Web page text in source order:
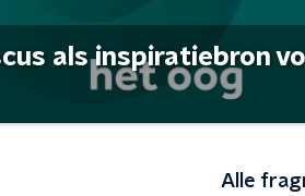
als inspiratiebron
Alle